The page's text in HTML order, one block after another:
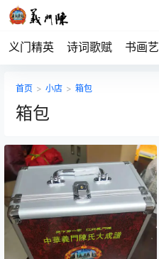
义门精英 诗词歌赋 书画
首页 > 小店 > 箱包
箱包